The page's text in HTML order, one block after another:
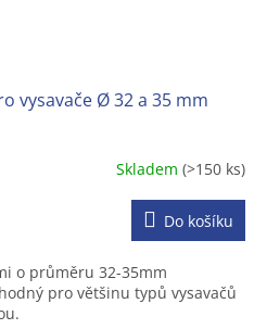
vysavače Ø 32 a 35 mm
Skladem(>150 ks)
Do košíku
o průměru 32-35mm
pro většinu typů vysavačů